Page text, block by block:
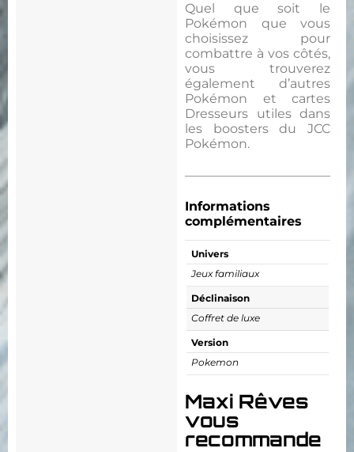
Quel que soit le
Pokémon que vous
choisissez pour
combattre à vos côtés,
vous trouverez
également d’autres
Pokémon et cartes
Dresseurs utiles dans
les boosters du JCC
Pokémon.
Informations
complémentaires
Univers
Jeux familiaux
Déclinaison
Coffret de luxe
Version
Pokemon
Maxi Rêves
vous
recommande